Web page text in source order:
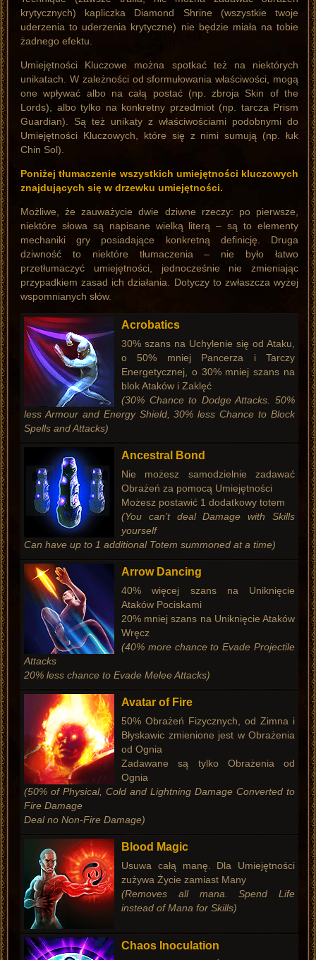
krytycznych) kapliczka Diamond Shrine (wszystkie twoje
uderzenia to uderzenia krytyczne) nie będzie miała na tobie
żadnego efektu.
Umiejętności Kluczowe można spotkać też na niektórych
unikatach. W zależności od sformułowania właściwości, mogą
one wpływać albo na całą postać (np. zbroja Skin of the
Lords), albo tylko na konkretny przedmiot (np. tarcza Prism
Guardian). Są też unikaty z właściwościami podobnymi do
Umiejętności Kluczowych, które się z nimi sumują (np. łuk
Chin Sol).
Poniżej tłumaczenie wszystkich umiejętności kluczowych
znajdujących się w drzewku umiejętności.
Możliwe, że zauważycie dwie dziwne rzeczy: po pierwsze,
niektóre słowa są napisane wielką literą – są to elementy
mechaniki gry posiadające konkretną definicję. Druga
dziwność to niektóre tłumaczenia – nie było łatwo
przetłumaczyć umiejętności, jednocześnie nie zmieniając
przypadkiem zasad ich działania. Dotyczy to zwłaszcza wyżej
wspomnianych słów.
Acrobatics
30% szans na Uchylenie się od Ataku,
o 50% mniej Pancerza i Tarczy
Energetycznej, o 30% mniej szans na
blok Ataków i Zaklęć
(30% Chance to Dodge Attacks. 50%
less Armour and Energy Shield, 30% less Chance to Block
Spells and Attacks)
Ancestral Bond
Nie możesz samodzielnie zadawać
Obrażeń za pomocą Umiejętności
Możesz postawić 1 dodatkowy totem
(You can’t deal Damage with Skills
yourself
Can have up to 1 additional Totem summoned at a time)
Arrow Dancing
40% więcej szans na Uniknięcie
Ataków Pociskami
20% mniej szans na Uniknięcie Ataków
Wręcz
(40% more chance to Evade Projectile
Attacks
20% less chance to Evade Melee Attacks)
Avatar of Fire
50% Obrażeń Fizycznych, od Zimna i
Błyskawic zmienione jest w Obrażenia
od Ognia
Zadawane są tylko Obrażenia od
Ognia
(50% of Physical, Cold and Lightning Damage Converted to
Fire Damage
Deal no Non-Fire Damage)
Blood Magic
Usuwa całą manę. Dla Umiejętności
zużywa Życie zamiast Many
(Removes all mana. Spend Life
instead of Mana for Skills)
Chaos Inoculation